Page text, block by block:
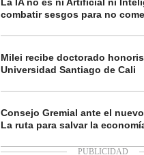
combatir sesgos para no
Milei recibe doctorado
Universidad Santiago de Cali
Consejo Gremial ante el
La ruta para salvar la